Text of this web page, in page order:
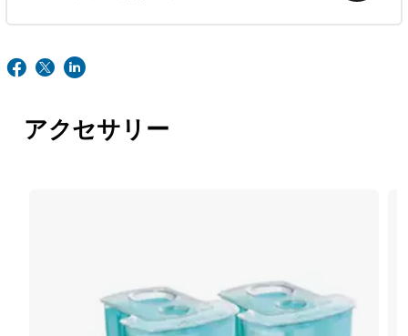
アクセサリー